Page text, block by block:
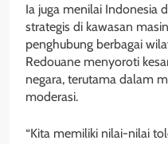
Ia juga menilai Indonesia
strategis di kawasan
penghubung berbagai
Redouane menyoroti
negara, terutama dalam
moderasi.
“Kita memiliki nilai-nilai